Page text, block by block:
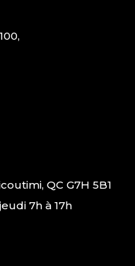
QC G7H 5B1
7h à 17h